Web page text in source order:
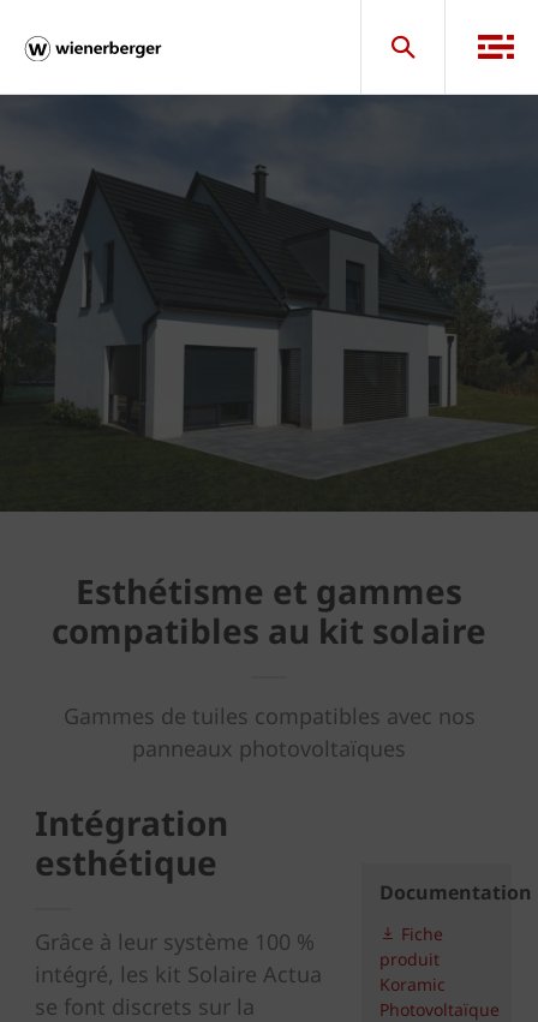
Esthétisme et gammes
compatibles au kit solaire
Gammes de tuiles compatibles avec nos
panneaux photovoltaïques
Intégration
esthétique
Grâce à leur système 100 %
intégré, les kit Solaire Actua
se font discrets sur la
Documentation
Fiche
produit
Koramic
Photovoltaïque